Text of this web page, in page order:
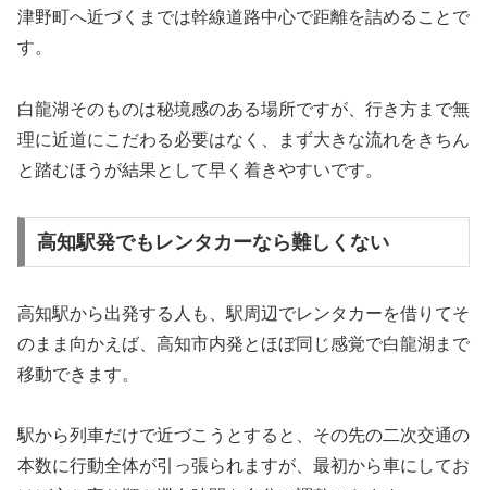
津野町へ近づくまでは幹線道路中心で距離を詰めることで
す。
白龍湖そのものは秘境感のある場所ですが、行き方まで無
理に近道にこだわる必要はなく、まず大きな流れをきちん
と踏むほうが結果として早く着きやすいです。
高知駅発でもレンタカーなら難しくない
高知駅から出発する人も、駅周辺でレンタカーを借りてそ
のまま向かえば、高知市内発とほぼ同じ感覚で白龍湖まで
移動できます。
駅から列車だけで近づこうとすると、その先の二次交通の
本数に行動全体が引っ張られますが、最初から車にしてお